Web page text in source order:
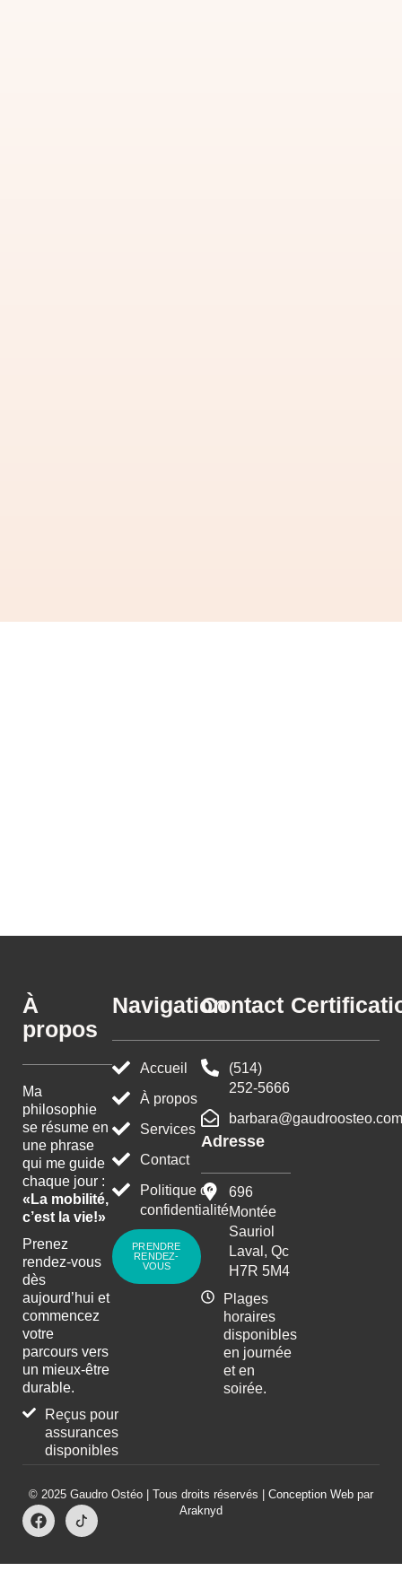
À
propos
Ma
philosophie
se résume en
une phrase
qui me guide
chaque jour :
«La mobilité,
c’est la vie!»
Prenez
rendez-vous
dès
aujourd’hui et
commencez
votre
parcours vers
un mieux-être
durable.
Reçus pour
assurances
disponibles
Navigation
Accueil
À propos
Services
Contact
Politique de
confidentialité
PRENDRE
RENDEZ-
VOUS
Contact
(514)
252-5666
barbara@gaudroosteo.com
Adresse
696
Montée
Sauriol
Laval, Qc
H7R 5M4
Plages
horaires
disponibles
en journée
et en
soirée.
© 2025 Gaudro Ostéo | Tous droits réservés | Conception Web par
Araknyd